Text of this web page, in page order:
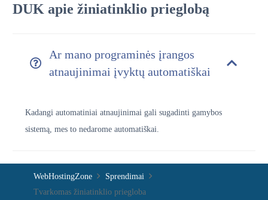
DUK apie žiniatinklio prieglobą
Ar mano programinės įrangos
atnaujinimai įvyktų automatiškai
Kadangi automatiniai atnaujinimai gali sugadinti gamybos
sistemą, mes to nedarome automatiškai.
WebHostingZone
Sprendimai
Tvarkomas žiniatinklio priegloba